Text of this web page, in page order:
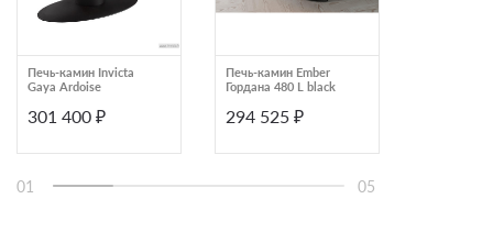
Печь-камин Invicta
Gaya Ardoise
301 400 ₽
Печь-камин Ember
Гордана 480 L black
294 525 ₽
01 05